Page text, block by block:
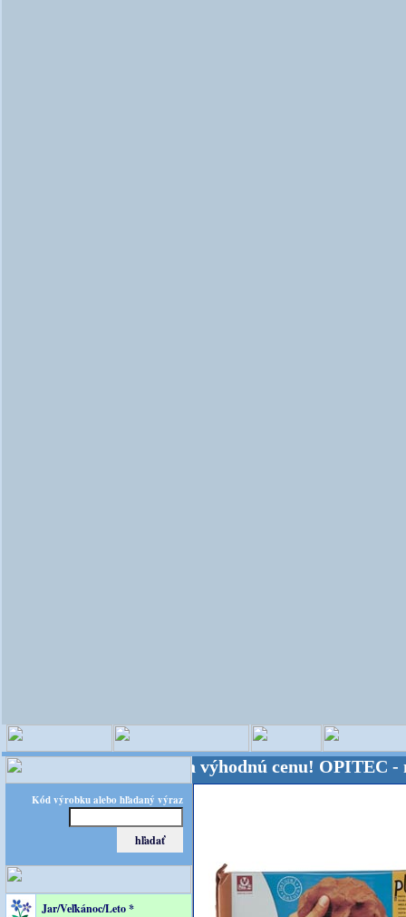
Kód výrobku alebo hľadaný výraz
Jar/Veľkánoc/Leto *
- Kvalita za výhodnú cenu! OPITEC -